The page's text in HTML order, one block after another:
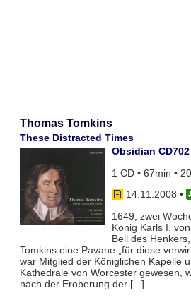
Thomas Tomkins
These Distracted Times
Obsidian CD702
1 CD • 67min •
14.11.2008 •
1649, zwei
König Karls I.
Beil des
Tomkins eine Pavane „für diese
war Mitglied der Königlichen Kapelle
Kathedrale von Worcester gewesen,
nach der Eroberung der [...]